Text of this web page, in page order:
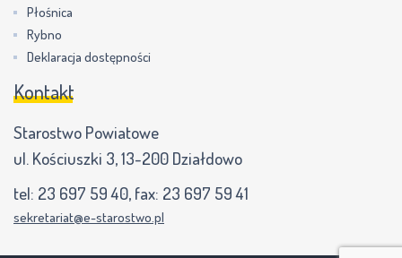
Płośnica
Rybno
Deklaracja dostępności
Kontakt
Starostwo Powiatowe
ul. Kościuszki 3, 13-200 Działdowo
tel: 23 697 59 40, fax: 23 697 59 41
sekretariat@e-starostwo.pl